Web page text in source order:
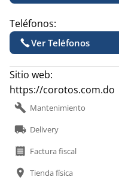
Teléfonos:
Ver Teléfonos
Sitio web:
https://corotos.com.do
build Mantenimiento
local_shipping Delivery
receipt Factura fiscal
location_on Tienda física